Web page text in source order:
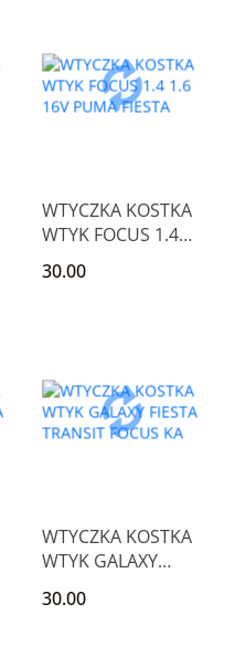
WTYCZKA KOSTKA
WTYK FOCUS 1.4
1.6 16V PUMA
FIESTA
30.00
WTYCZKA KOSTKA
WTYK GALAXY
FOCUS KA
30.00